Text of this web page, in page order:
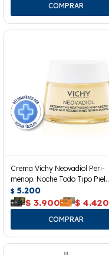
Crema Vichy Neovadiol Peri-
menop. Noche Todo Tipo Piel
50ml
$ 5.200
$ 3.900 $ 4.420